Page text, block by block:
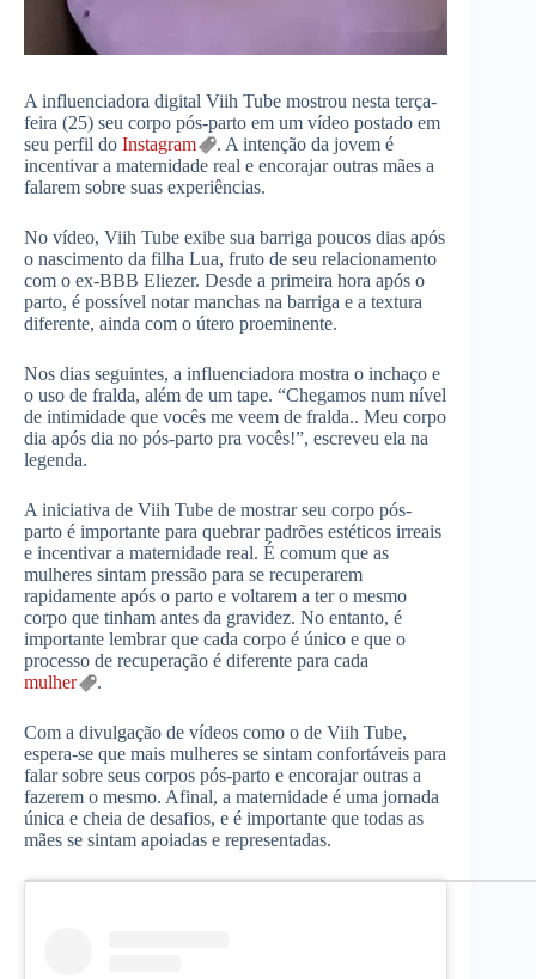
A influenciadora digital Viih Tube mostrou nesta terça-
feira (25) seu corpo pós-parto em um vídeo postado em
seu perfil do Instagram
. A intenção da jovem é
incentivar a maternidade real e encorajar outras mães a
falarem sobre suas experiências.
No vídeo, Viih Tube exibe sua barriga poucos dias após
o nascimento da filha Lua, fruto de seu relacionamento
com o ex-BBB Eliezer. Desde a primeira hora após o
parto, é possível notar manchas na barriga e a textura
diferente, ainda com o útero proeminente.
Nos dias seguintes, a influenciadora mostra o inchaço e
o uso de fralda, além de um tape. “Chegamos num nível
de intimidade que vocês me veem de fralda.. Meu corpo
dia após dia no pós-parto pra vocês!”, escreveu ela na
legenda.
A iniciativa de Viih Tube de mostrar seu corpo pós-
parto é importante para quebrar padrões estéticos irreais
e incentivar a maternidade real. É comum que as
mulheres sintam pressão para se recuperarem
rapidamente após o parto e voltarem a ter o mesmo
corpo que tinham antes da gravidez. No entanto, é
importante lembrar que cada corpo é único e que o
processo de recuperação é diferente para cada
mulher
.
Com a divulgação de vídeos como o de Viih Tube,
espera-se que mais mulheres se sintam confortáveis para
falar sobre seus corpos pós-parto e encorajar outras a
fazerem o mesmo. Afinal, a maternidade é uma jornada
única e cheia de desafios, e é importante que todas as
mães se sintam apoiadas e representadas.